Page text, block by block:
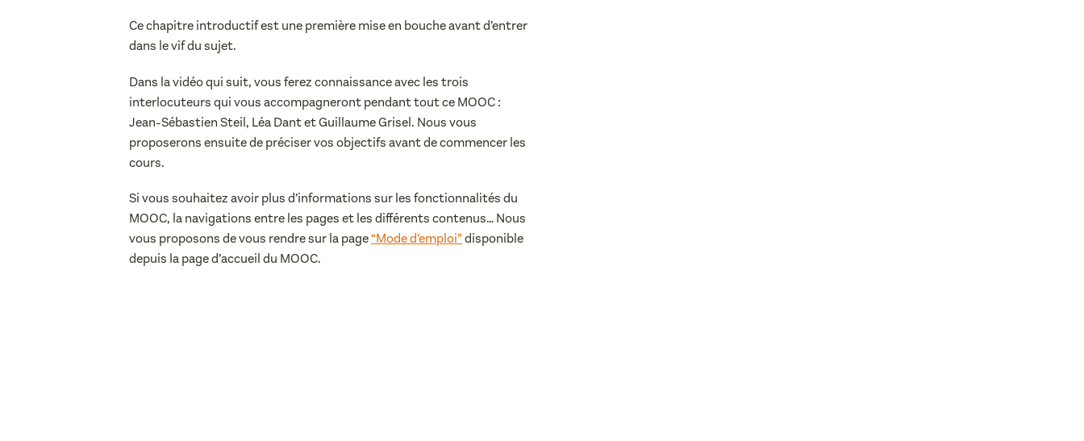
Ce chapitre introductif est une première mise en bouche avant d’entrer
dans le vif du sujet.
Dans la vidéo qui suit, vous ferez connaissance avec les trois
interlocuteurs qui vous accompagneront pendant tout ce MOOC :
Jean-Sébastien Steil, Léa Dant et Guillaume Grisel. Nous vous
proposerons ensuite de préciser vos objectifs avant de commencer les
cours.
Si vous souhaitez avoir plus d’informations sur les fonctionnalités du
MOOC, la navigations entre les pages et les différents contenus… Nous
vous proposons de vous rendre sur la page“Mode d’emploi”disponible
depuis la page d’accueil du MOOC.